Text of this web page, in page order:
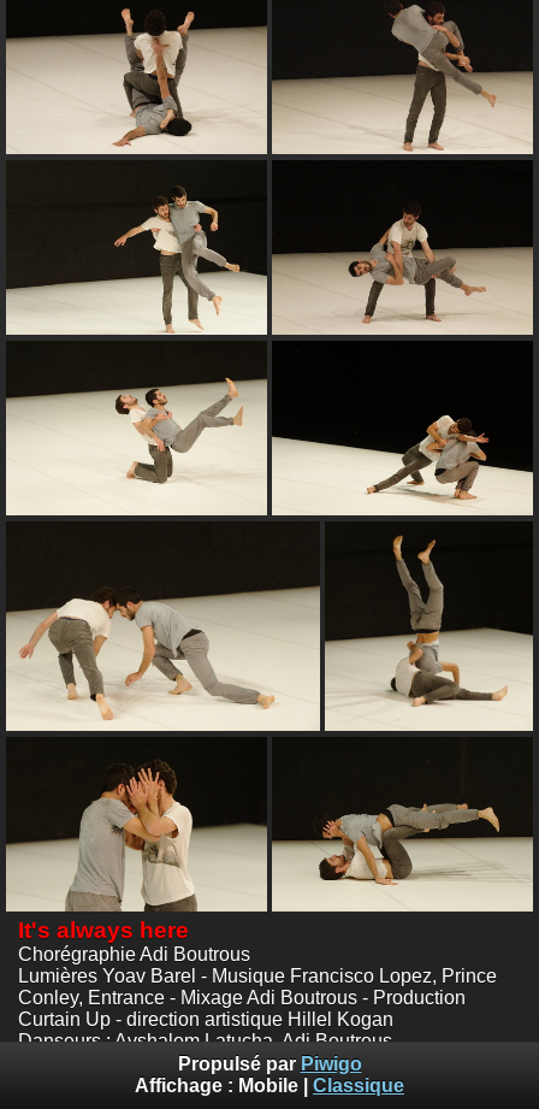
It's always here
Chorégraphie Adi Boutrous
Lumières Yoav Barel - Musique Francisco Lopez, Prince
Conley, Entrance - Mixage Adi Boutrous - Production
Curtain Up - direction artistique Hillel Kogan
Danseurs : Avshalom Latucha, Adi Boutrous
Scène 55, Mougins
© Nathalie Sternalski
Propulsé par Piwigo
Affichage : Mobile Classique